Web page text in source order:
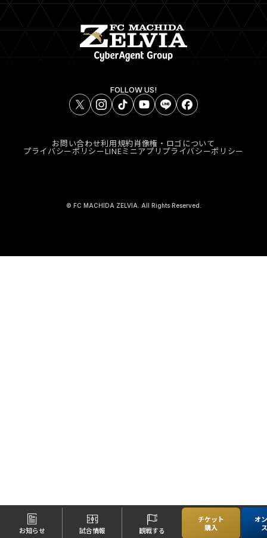
お知らせ 試合情報 観戦する
チケット
購入
オ
FOLLOW US!
お問い合わせ利用規約肖像権・ロゴについて
プライバシーポリシーLINEミニアプリプライバシーポリシー
© FC MACHIDA ZELVIA. All Rights Reserved.